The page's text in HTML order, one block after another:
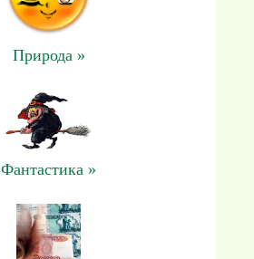
Природа »
Фантастика »